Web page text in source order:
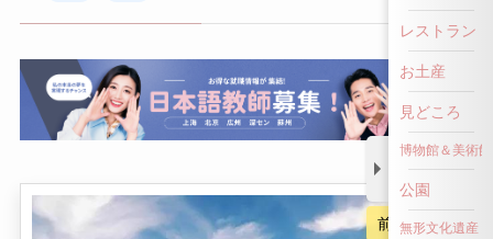
前へ戻る
レストラン
お土産
見どころ
博物館＆美術館
公園
無形文化遺産